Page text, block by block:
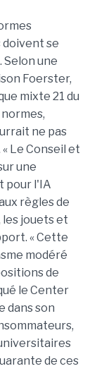
se
une
Foerster,
mixte 21 du
ne pas
Le Conseil et
une
pour l'IA
règles de
les jouets et
« Cette
modéré
de
le Center
dans son
de ces